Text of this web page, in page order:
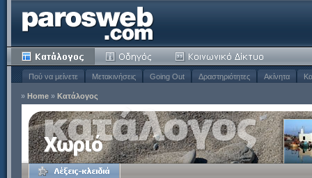
Πού να μείνετε Μετακινήσεις Going Out Δραστηριότητες Ακίνητα
» Home » Κατάλογος
Χωριό